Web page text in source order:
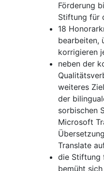
Förderung
Stiftung für
18
bearbeiten,
korrigieren
neben der
weiteres
der
sorbischen
Microsoft
Translate
die Stiftung
bemüht